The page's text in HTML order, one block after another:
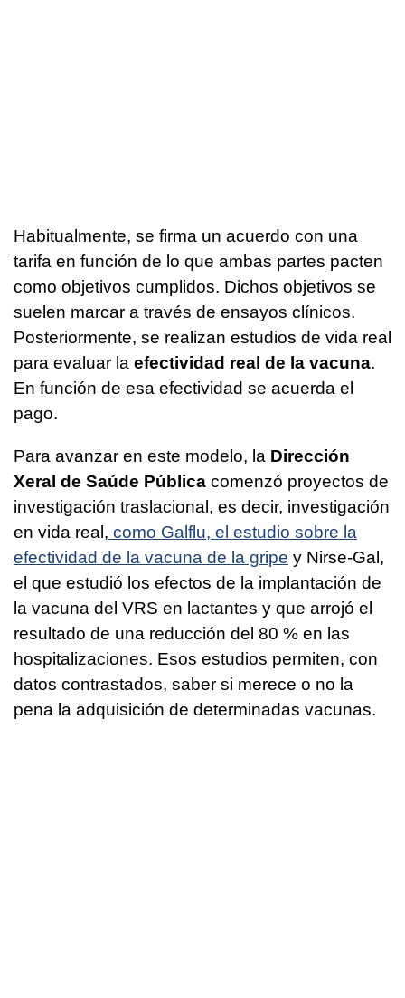
Habitualmente, se firma un acuerdo con una
tarifa en función de lo que ambas partes pacten
como objetivos cumplidos. Dichos objetivos se
suelen marcar a través de ensayos clínicos.
Posteriormente, se realizan estudios de vida real
para evaluar la efectividad real de la vacuna.
En función de esa efectividad se acuerda el
pago.
Para avanzar en este modelo, la Dirección
Xeral de Saúde Pública comenzó proyectos de
investigación traslacional, es decir, investigación
en vida real, como Galflu, el estudio sobre la
efectividad de la vacuna de la gripe y Nirse-Gal,
el que estudió los efectos de la implantación de
la vacuna del VRS en lactantes y que arrojó el
resultado de una reducción del 80 % en las
hospitalizaciones. Esos estudios permiten, con
datos contrastados, saber si merece o no la
pena la adquisición de determinadas vacunas.